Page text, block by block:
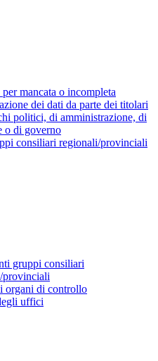
mancata o incompleta
dei dati da parte dei titolari
politici, di amministrazione, di
o di governo
consiliari regionali/provinciali
gruppi consiliari
provinciali
organi di controllo
uffici